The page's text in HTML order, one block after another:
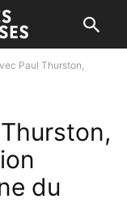
Paul Thurston,
du